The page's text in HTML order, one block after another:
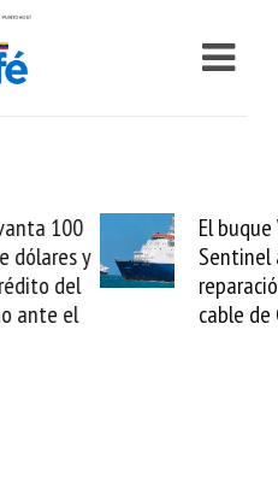
El buque Wave
Sentinel arranca la
reparación del
cable de Cirion